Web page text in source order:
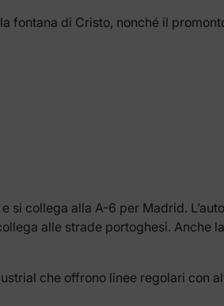
fontana di Cristo, nonché il
si collega alla A-6 per Madrid.
alle strade portoghesi. Anche
che offrono linee regolari con